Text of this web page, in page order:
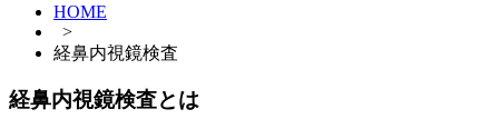
HOME
>
経鼻内視鏡検査
経鼻内視鏡検査とは